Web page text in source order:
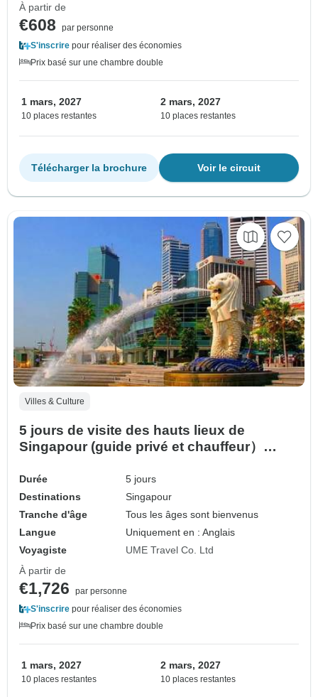
À partir de
€608
par personne
S'inscrire pour réaliser des économies
Prix basé sur une chambre double
1 mars, 2027
10 places restantes
2 mars, 2027
10 places restantes
Voir le circuit
Télécharger la brochure
Villes & Culture
5 jours de visite des hauts lieux de
Singapour (guide privé et chauffeur）
Durée
5 jours
Destinations
Singapour
Tranche d'âge
Tous les âges sont bienvenus
Langue
Uniquement en : Anglais
Voyagiste
UME Travel Co. Ltd
À partir de
€1,726
par personne
S'inscrire pour réaliser des économies
Prix basé sur une chambre double
1 mars, 2027
10 places restantes
2 mars, 2027
10 places restantes